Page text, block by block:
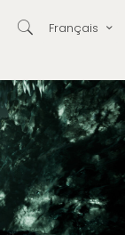
Français